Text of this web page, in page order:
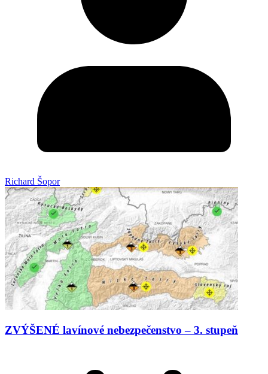
Richard Šopor
ZVÝŠENÉ lavínové nebezpečenstvo – 3. stupeň